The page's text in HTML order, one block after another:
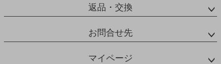
返品・交換
お問合せ先
マイページ